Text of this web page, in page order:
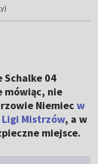
Schalke 04
mówiąc, nie
Niemiecw
Mistrzów, a w
miejsce.